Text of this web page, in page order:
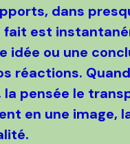
dans
fait est
idée ou une
réactions.
la pensée le
en une image,